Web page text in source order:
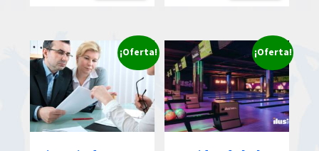
39.00€.
39.00€.
¡Oferta! ¡Oferta!